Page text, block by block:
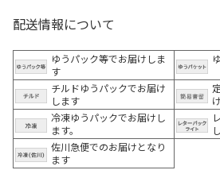
配送情報について
ゆうパック等でお届けしま
す
チルドゆうパックでお届け
します
冷凍ゆうパックでお届けし
ます。
佐川急便でのお届けとなり
ます